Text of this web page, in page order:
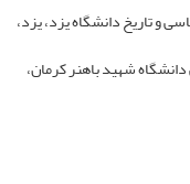
و تاریخ دانشگاه یزد، یزد،
شهید باهنر کرمان،